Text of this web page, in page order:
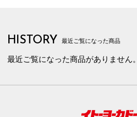
HISTORY 最近ご覧になった商品
最近ご覧になった商品がありません。